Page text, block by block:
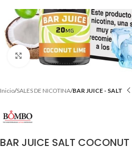
Clic para ampliar
Inicio SALES DE NICOTINA BAR JUICE - SALT
BAR JUICE SALT COCONUT